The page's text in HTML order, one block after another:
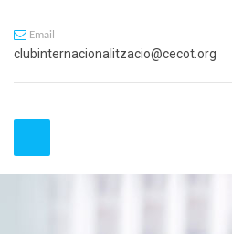
Email
clubinternacionalitzacio@cecot.org